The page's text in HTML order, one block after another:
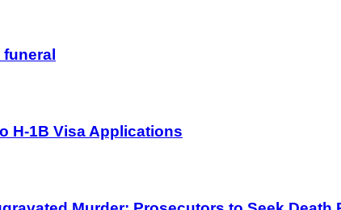
funeral
H-1B Visa Applications